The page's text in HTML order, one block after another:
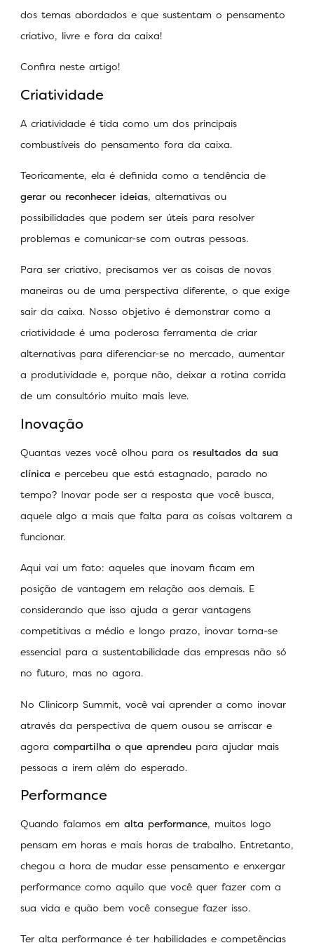
dos temas abordados e que sustentam o pensamento
criativo, livre e fora da caixa!
Confira neste artigo!
Criatividade
A criatividade é tida como um dos principais
combustíveis do pensamento fora da caixa.
Teoricamente, ela é definida como a tendência de
gerar ou reconhecer ideias, alternativas ou
possibilidades que podem ser úteis para resolver
problemas e comunicar-se com outras pessoas.
Para ser criativo, precisamos ver as coisas de novas
maneiras ou de uma perspectiva diferente, o que exige
sair da caixa. Nosso objetivo é demonstrar como a
criatividade é uma poderosa ferramenta de criar
alternativas para diferenciar-se no mercado, aumentar
a produtividade e, porque não, deixar a rotina corrida
de um consultório muito mais leve.
Inovação
Quantas vezes você olhou para os resultados da sua
clínica e percebeu que está estagnado, parado no
tempo? Inovar pode ser a resposta que você busca,
aquele algo a mais que falta para as coisas voltarem a
funcionar.
Aqui vai um fato: aqueles que inovam ficam em
posição de vantagem em relação aos demais. E
considerando que isso ajuda a gerar vantagens
competitivas a médio e longo prazo, inovar torna-se
essencial para a sustentabilidade das empresas não só
no futuro, mas no agora.
No Clinicorp Summit, você vai aprender a como inovar
através da perspectiva de quem ousou se arriscar e
agora compartilha o que aprendeu para ajudar mais
pessoas a irem além do esperado.
Performance
Quando falamos em alta performance, muitos logo
pensam em horas e mais horas de trabalho. Entretanto,
chegou a hora de mudar esse pensamento e enxergar
performance como aquilo que você quer fazer com a
sua vida e quão bem você consegue fazer isso.
Ter alta performance é ter habilidades e competências